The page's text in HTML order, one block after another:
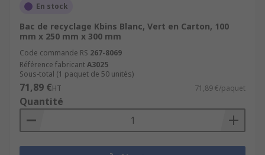
En stock
Bac de recyclage Kbins Blanc, Vert en Carton, 100
mm x 250 mm x 300 mm
Code commande RS 267-8069
Référence fabricantA3025
Sous-total (1 paquet de 50 unités)
71,89 €HT 71,89 €/paquet
Quantité